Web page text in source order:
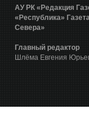
АУ РК «Редакция
«Республика»
Севера»
Главный редактор
Шлёма Евгения